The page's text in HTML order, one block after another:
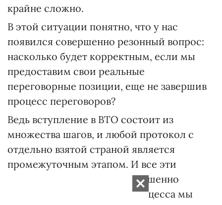
крайне сложно.
В этой ситуации понятно, что у нас
появился совершенно резонный вопрос:
насколько будет корректным, если мы
предоставим свои реальные
переговорные позиции, еще не завершив
процесс переговоров?
Ведь вступление в ВТО состоит из
множества шагов, и любой протокол с
отдельно взятой страной является
промежуточным этапом. И все эти
протоколы могут быть совершенно
разными. Только в конце процесса мы